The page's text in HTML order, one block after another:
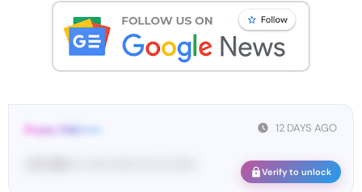
12 DAYS AGO
From: FAC•••••
Verify to unlock